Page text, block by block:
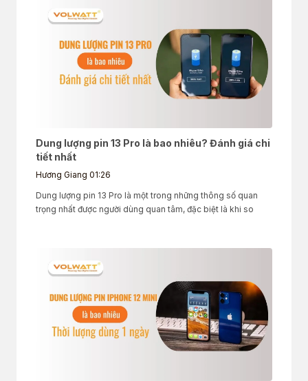
Dung lượng pin 13 Pro là bao nhiêu? Đánh giá chi
tiết nhất
Hương Giang 01:26
Dung lượng pin 13 Pro là một trong những thông số quan
trọng nhất được người dùng quan tâm, đặc biệt là khi so